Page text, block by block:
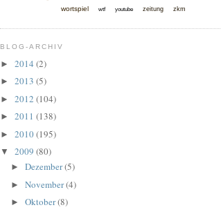
wortspiel wtf youtube zeitung zkm
BLOG-ARCHIV
► 2014 (2)
► 2013 (5)
► 2012 (104)
► 2011 (138)
► 2010(195)
▼ 2009 (80)
►Dezember(5)
►November(4)
►Oktober(8)